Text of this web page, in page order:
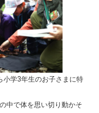
小学3年生のお子さまに特
中で体を思い切り動かそ